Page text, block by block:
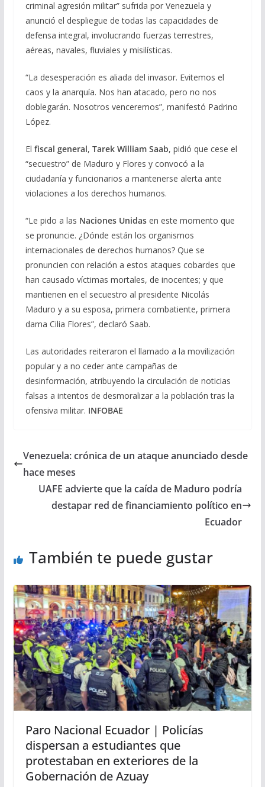
criminal agresión militar” sufrida por Venezuela y
anunció el despliegue de todas las capacidades de
defensa integral, involucrando fuerzas terrestres,
aéreas, navales, fluviales y misilísticas.
“La desesperación es aliada del invasor. Evitemos el
caos y la anarquía. Nos han atacado, pero no nos
doblegarán. Nosotros venceremos”, manifestó Padrino
López.
El fiscal general, Tarek William Saab, pidió que cese el
“secuestro” de Maduro y Flores y convocó a la
ciudadanía y funcionarios a mantenerse alerta ante
violaciones a los derechos humanos.
“Le pido a las Naciones Unidasen este momento que
se pronuncie. ¿Dónde están los organismos
internacionales de derechos humanos? Que se
pronuncien con relación a estos ataques cobardes que
han causado víctimas mortales, de inocentes; y que
mantienen en el secuestro al presidente Nicolás
Maduro y a su esposa, primera combatiente, primera
dama Cilia Flores”, declaró Saab.
Las autoridades reiteraron el llamado a la movilización
popular y a no ceder ante campañas de
desinformación, atribuyendo la circulación de noticias
falsas a intentos de desmoralizar a la población tras la
ofensiva militar. INFOBAE
Venezuela: crónica de un ataque anunciado desde
hace meses
UAFE advierte que la caída de Maduro podría
destapar red de financiamiento político en
Ecuador
También te puede gustar
Paro Nacional Ecuador | Policías
dispersan a estudiantes que
protestaban en exteriores de la
Gobernación de Azuay